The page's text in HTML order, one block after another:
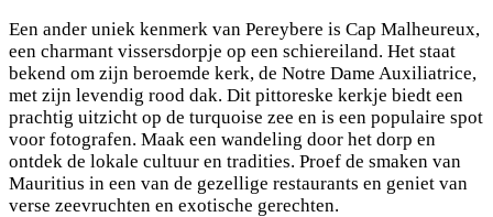
Een ander uniek kenmerk van Pereybere is Cap Malheureux,
een charmant vissersdorpje op een schiereiland. Het staat
bekend om zijn beroemde kerk, de Notre Dame Auxiliatrice,
met zijn levendig rood dak. Dit pittoreske kerkje biedt een
prachtig uitzicht op de turquoise zee en is een populaire spot
voor fotografen. Maak een wandeling door het dorp en
ontdek de lokale cultuur en tradities. Proef de smaken van
Mauritius in een van de gezellige restaurants en geniet van
verse zeevruchten en exotische gerechten.